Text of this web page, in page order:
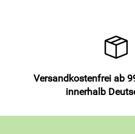
Versandkostenfrei ab
innerhalb